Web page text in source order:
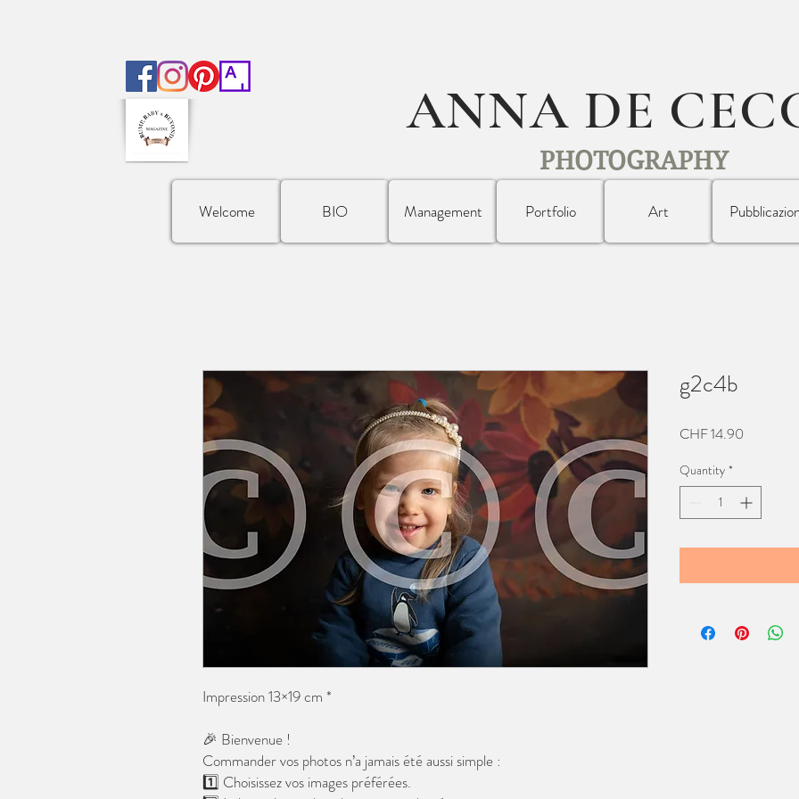
ANNA DE
PHOTOGRAPHY
Welcome BIO Management Portfolio Art
Impression 13×19 cm *
🎉 Bienvenue !
Commander vos photos n’a jamais été aussi simple :
1️⃣ Choisissez vos images préférées.
g2c4b
CHF 14.90
Quantity *